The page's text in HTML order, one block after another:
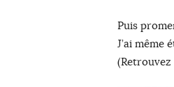
Puis
J’ai même
(Retrouvez